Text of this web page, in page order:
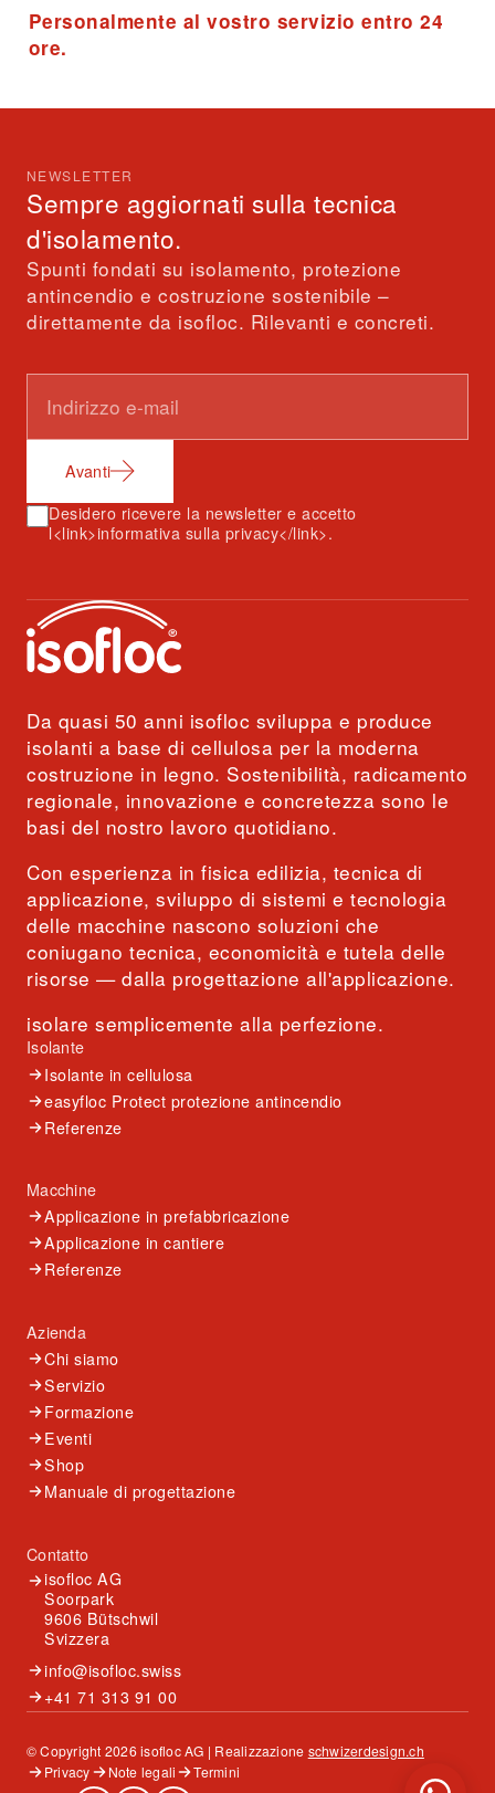
Personalmente al vostro servizio entro 24
ore.
NEWSLETTER
Sempre aggiornati sulla tecnica
d'isolamento.
Spunti fondati su isolamento, protezione
antincendio e costruzione sostenibile –
direttamente da isofloc. Rilevanti e concreti.
Avanti
Desidero ricevere la newsletter e accetto
l<link>informativa sulla privacy</link>.
Da quasi 50 anni isofloc sviluppa e produce
isolanti a base di cellulosa per la moderna
costruzione in legno. Sostenibilità, radicamento
regionale, innovazione e concretezza sono le
basi del nostro lavoro quotidiano.
Con esperienza in fisica edilizia, tecnica di
applicazione, sviluppo di sistemi e tecnologia
delle macchine nascono soluzioni che
coniugano tecnica, economicità e tutela delle
risorse — dalla progettazione all'applicazione.
isolare semplicemente alla perfezione.
Isolante
Isolante in cellulosa
easyfloc Protect protezione antincendio
Referenze
Macchine
Applicazione in prefabbricazione
Applicazione in cantiere
Referenze
Azienda
Chi siamo
Servizio
Formazione
Eventi
Shop
Manuale di progettazione
Contatto
isofloc AG
Soorpark
9606 Bütschwil
Svizzera
info@isofloc.swiss
+41 71 313 91 00
© Copyright 2026 isofloc AG | Realizzazione schwizerdesign.ch
Privacy
Note legali Termini